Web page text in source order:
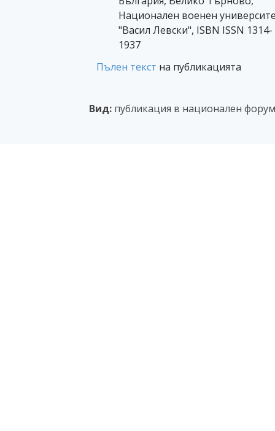
Национален военен
"Васил Левски", ISBN ISSN 1314-
1937
Пълен текст на публикацията
Вид: публикация в национален